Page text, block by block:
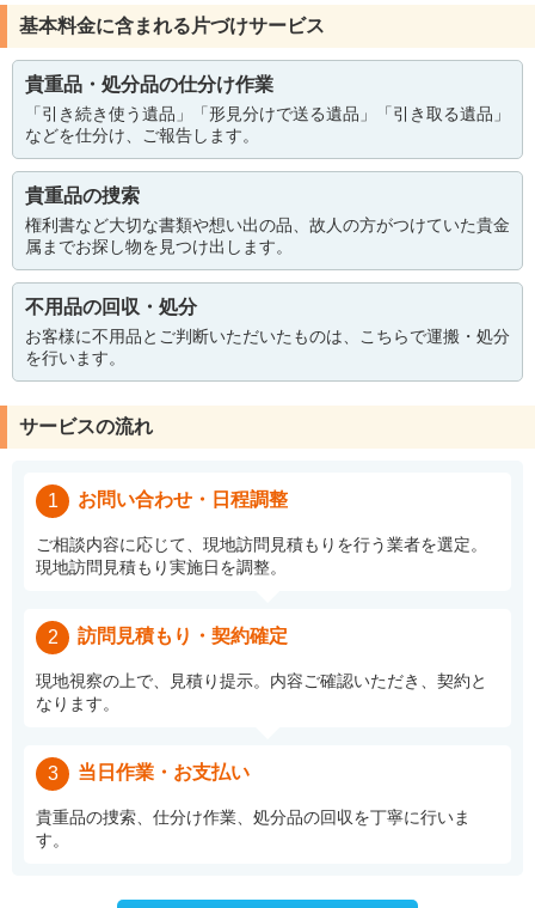
基本料金に含まれる片づけサービス
貴重品・処分品の仕分け作業
「引き続き使う遺品」「形見分けで送る遺品」「引き取る遺品」
などを仕分け、ご報告します。
貴重品の捜索
権利書など大切な書類や想い出の品、故人の方がつけていた貴金
属までお探し物を見つけ出します。
不用品の回収・処分
お客様に不用品とご判断いただいたものは、こちらで運搬・処分
を行います。
サービスの流れ
1 お問い合わせ・日程調整
ご相談内容に応じて、現地訪問見積もりを行う業者を選定。
現地訪問見積もり実施日を調整。
2 訪問見積もり・契約確定
現地視察の上で、見積り提示。内容ご確認いただき、契約と
なります。
3 当日作業・お支払い
貴重品の捜索、仕分け作業、処分品の回収を丁寧に行いま
す。